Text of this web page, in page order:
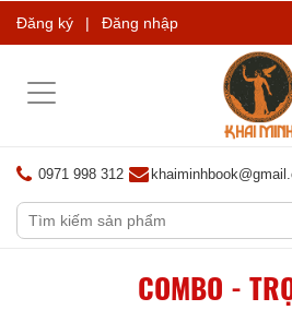
Đăng ký | Đăng nhập
Toggle
0971 998 312
COMBO -